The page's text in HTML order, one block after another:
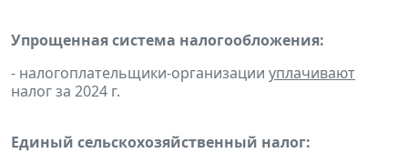
Упрощенная система налогообложения:
- налогоплательщики-организации уплачивают
налог за 2024 г.
Единый сельскохозяйственный налог: